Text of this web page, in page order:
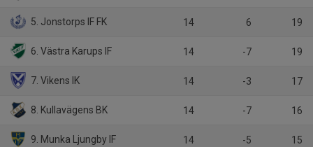
5. Jonstorps IF FK 14 6 19
6. Västra Karups IF 14 -7 19
7. Vikens IK 14 -3 17
8. Kullavägens BK 14 -7 16
9. Munka Ljungby IF 14 -5 15